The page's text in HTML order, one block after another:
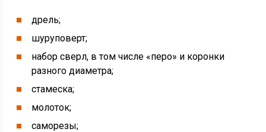
дрель;
шуруповерт;
набор сверл, в том числе «перо» и коронки
разного диаметра;
стамеска;
молоток;
саморезы;